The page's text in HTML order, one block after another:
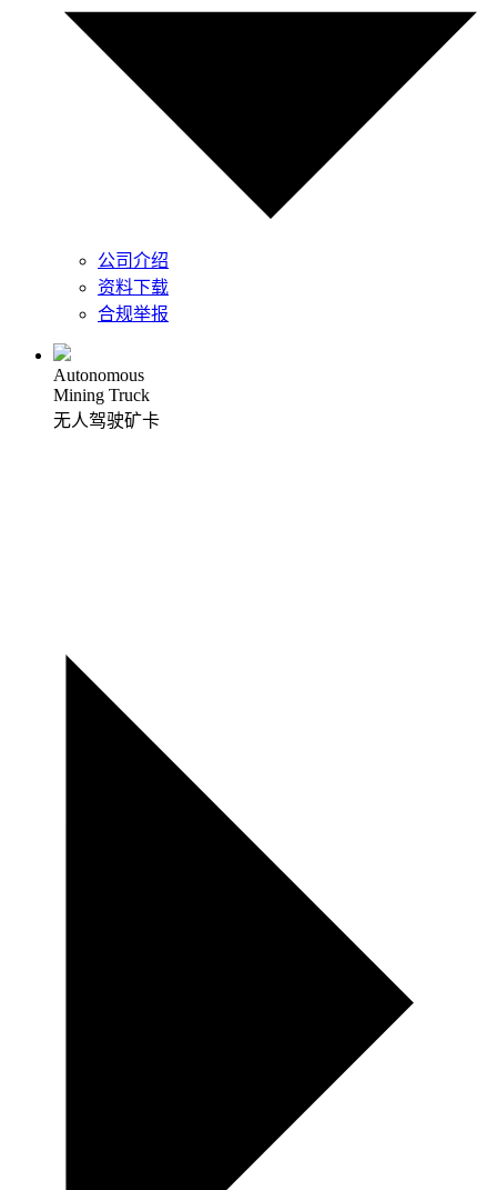
公司介绍
资料下载
合规举报
Autonomous
Mining Truck
无人驾驶矿卡